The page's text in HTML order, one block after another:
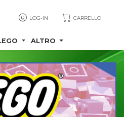
LOG-IN CARRELLO
ALTRO